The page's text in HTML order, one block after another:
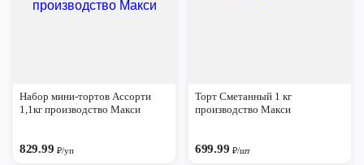
Набор мини-тортов Ассорти
1,1кг производство Макси
829.99 ₽/уп
Торт Сметанный 1 кг
производство Макси
699.99 ₽/шт